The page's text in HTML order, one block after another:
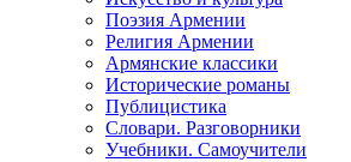
Поэзия Армении
Религия Армении
Армянские классики
Исторические романы
Публицистика
Словари. Разговорники
Учебники. Самоучители